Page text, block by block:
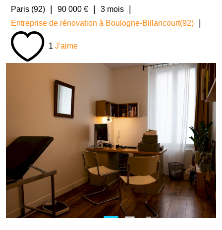
Paris (92) 90 000 € 3 mois
Entreprise de rénovation à Boulogne-Billancourt(92)
1 J'aime